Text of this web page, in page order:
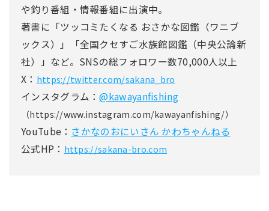
や釣り番組・情報番組に出演中。
著書に「ツッコミたくなる おさかな図鑑（ワニブ
ックス）」「全国クセすご水族館図鑑（中央公論新
社）」など。SNSの総フォロワー数70,000人以上
X： https://twitter.com/sakana_bro
インスタグラム：@kawayanfishing
（https://www.instagram.com/kawayanfishing/）
YouTube： さかなのおにいさん かわちゃんねる
公式HP： https://sakana-bro.com